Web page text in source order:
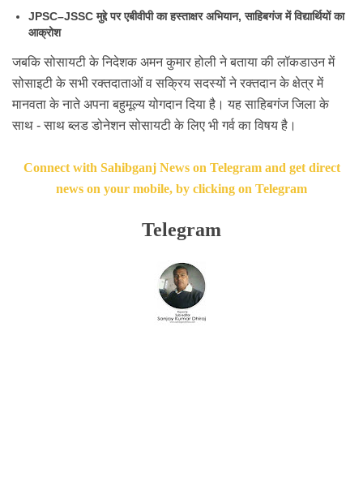
JPSC–JSSC मुद्दे पर एबीवीपी का हस्ताक्षर अभियान, साहिबगंज में विद्यार्थियों का
आक्रोश
जबकि सोसायटी के निदेशक अमन कुमार होली ने बताया की लॉकडाउन में
सोसाइटी के सभी रक्तदाताओं व सक्रिय सदस्यों ने रक्तदान के क्षेत्र में
मानवता के नाते अपना बहुमूल्य योगदान दिया है। यह साहिबगंज जिला के
साथ - साथ ब्लड डोनेशन सोसायटी के लिए भी गर्व का विषय है।
Connect with Sahibganj News on Telegram and get direct
news on your mobile, by clicking on Telegram
Telegram